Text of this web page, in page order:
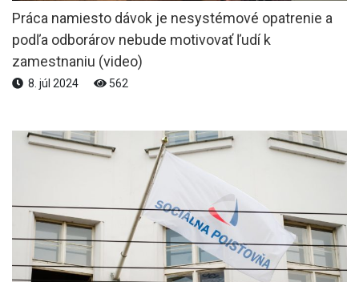
Práca namiesto dávok je nesystémové opatrenie a
podľa odborárov nebude motivovať ľudí k
zamestnaniu (video)
8. júl 2024 562